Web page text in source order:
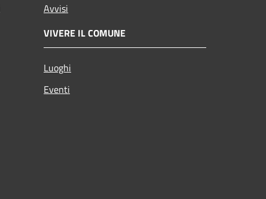
Avvisi
VIVERE IL COMUNE
Luoghi
Eventi